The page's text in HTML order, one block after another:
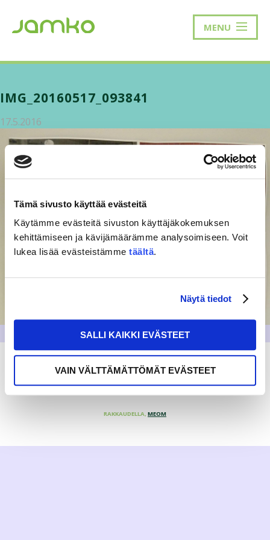
Tämä sivusto käyttää evästeitä
Käytämme evästeitä sivuston käyttäjäkokemuksen
kehittämiseen ja kävijämäärämme analysoimiseen. Voit
lukea lisää evästeistämme täältä.
Näytä tiedot
SALLI KAIKKI EVÄSTEET
VAIN VÄLTTÄMÄTTÖMÄT EVÄSTEET
MENU
IMG_20160517_093841
17.5.2016
RAKKAUDELLA, MEOM